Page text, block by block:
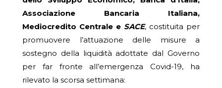
Associazione Bancaria Italiana,
Mediocredito Centrale e SACE, costituita per
promuovere l’attuazione delle misure a
sostegno della liquidità adottate dal Governo
per far fronte all’emergenza Covid-19, ha
rilevato la scorsa settimana: